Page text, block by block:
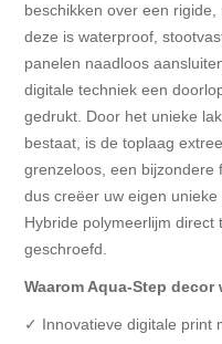
Gevelbekleding HDM
massief click 'N screw
Toebehoren voor
Vloeren legservice
beschikken over een rigide,
deze is waterproof,
panelen naadloos
digitale techniek een
gedrukt. Door het unieke
bestaat, is de toplaag
grenzeloos, een bijzondere
dus creëer uw eigen
Hybride polymeerlijm direct
geschroefd.
Waarom Aqua-Step decor
✓ Innovatieve digitale print